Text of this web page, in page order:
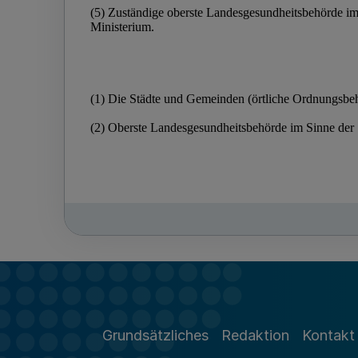
Grundsätzliches Redaktion Kontakt